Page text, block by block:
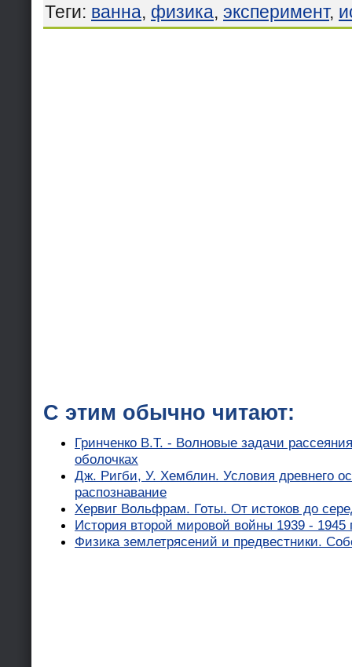
Теги: ванна, физика, эксперимент,
С этим обычно читают:
Гринченко В.Т. - Волновые задачи
оболочках
Дж. Ригби, У. Хемблин. Условия древнего
распознавание
Хервиг Вольфрам. Готы. От истоков до
История второй мировой войны 1939 - 1945
Физика землетрясений и предвестники.